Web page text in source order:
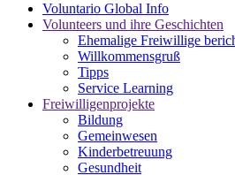
Voluntario Global Info
Volunteers und ihre Geschichten
Ehemalige Freiwillige
Willkommensgruß
Tipps
Service Learning
Freiwilligenprojekte
Bildung
Gemeinwesen
Kinderbetreuung
Gesundheit